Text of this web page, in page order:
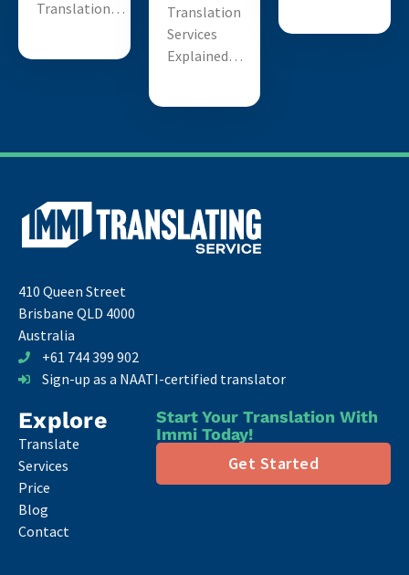
Translation…
Translation
Services
Explained…
410 Queen Street
Brisbane QLD 4000
Australia
+61 744 399 902
Sign-up as a NAATI-certified translator
Explore
Translate
Services
Price
Blog
Contact
Start Your Translation With
Immi Today!
Get Started